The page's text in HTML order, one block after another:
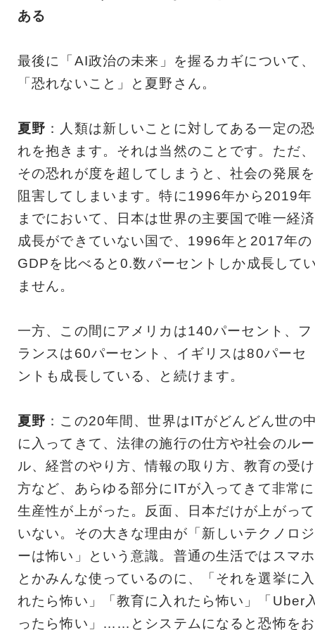
ある
最後に「AI政治の未来」を握るカギについて、
「恐れないこと」と夏野さん。
夏野 ：人類は新しいことに対してある一定の恐
れを抱きます。それは当然のことです。ただ、
その恐れが度を超してしまうと、社会の発展を
阻害してしまいます。特に1996年から2019年
までにおいて、日本は世界の主要国で唯一経済
成長ができていない国で、1996年と2017年の
GDPを比べると0.数パーセントしか成長して
ません。
一方、この間にアメリカは140パーセント、フ
ランスは60パーセント、イギリスは80パーセ
ントも成長している、と続けます。
夏野 ：この20年間、世界はITがどんどん世の
に入ってきて、法律の施行の仕方や社会のルー
ル、経営のやり方、情報の取り方、教育の受け
方など、あらゆる部分にITが入ってきて非常に
生産性が上がった。反面、日本だけが上がって
いない。その大きな理由が「新しいテクノロジ
ーは怖い」という意識。普通の生活ではスマホ
とかみんな使っているのに、「それを選挙に入
れたら怖い」「教育に入れたら怖い」「Uber
ったら怖い」……とシステムになると恐怖をお